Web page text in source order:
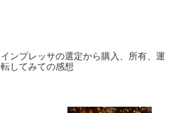
インプレッサの選定から購入、所有、運
転してみての感想